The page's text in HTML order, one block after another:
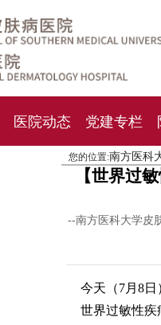
医院动态 党建专栏
就诊指南 人才
您的位置:南方医科
【世界过
--南方医科大学皮
今天（7月8日
世界过敏性疾